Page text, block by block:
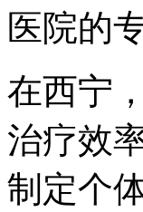
医院的
在西宁
治疗效
制定个